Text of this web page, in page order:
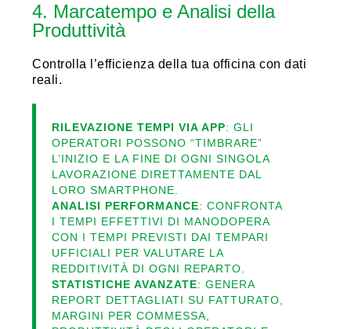
4. Marcatempo e Analisi della
Produttività
Controlla l’efficienza della tua officina con dati
reali.
RILEVAZIONE TEMPI VIA APP: GLI
OPERATORI POSSONO “TIMBRARE”
L’INIZIO E LA FINE DI OGNI SINGOLA
LAVORAZIONE DIRETTAMENTE DAL
LORO SMARTPHONE.
ANALISI PERFORMANCE: CONFRONTA
I TEMPI EFFETTIVI DI MANODOPERA
CON I TEMPI PREVISTI DAI TEMPARI
UFFICIALI PER VALUTARE LA
REDDITIVITÀ DI OGNI REPARTO.
STATISTICHE AVANZATE: GENERA
REPORT DETTAGLIATI SU FATTURATO,
MARGINI PER COMMESSA,